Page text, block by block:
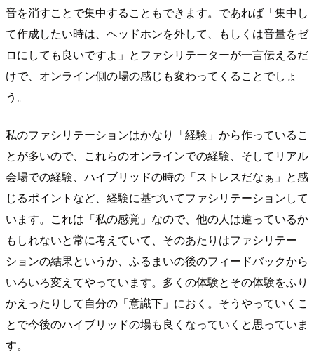
音を消すことで集中することもできます。であれば「集中し
て作成したい時は、ヘッドホンを外して、もしくは音量をゼ
ロにしても良いですよ」とファシリテーターが一言伝えるだ
けで、オンライン側の場の感じも変わってくることでしょ
う。
私のファシリテーションはかなり「経験」から作っているこ
とが多いので、これらのオンラインでの経験、そしてリアル
会場での経験、ハイブリッドの時の「ストレスだなぁ」と感
じるポイントなど、経験に基づいてファシリテーションして
います。これは「私の感覚」なので、他の人は違っているか
もしれないと常に考えていて、そのあたりはファシリテー
ションの結果というか、ふるまいの後のフィードバックから
いろいろ変えてやっています。多くの体験とその体験をふり
かえったりして自分の「意識下」におく。そうやっていくこ
とで今後のハイブリッドの場も良くなっていくと思っていま
す。